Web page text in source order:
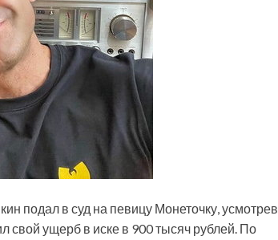
подал в суд на певицу Монеточку, усмотрев
свой ущерб в иске в 900 тысяч рублей. По